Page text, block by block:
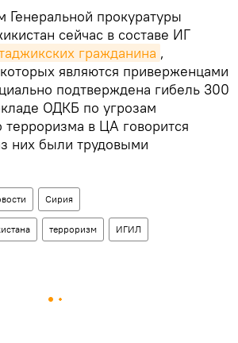
Генеральной прокуратуры
сейчас в составе ИГ
гражданина ,
являются приверженцами
подтверждена гибель 300
ОДКБ по угрозам
в ЦА говорится
них были трудовыми
Сирия
терроризм ИГИЛ